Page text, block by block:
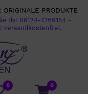
PRODUKTE
da: 06124-7269154 -
versandkostenfrei.
0
0